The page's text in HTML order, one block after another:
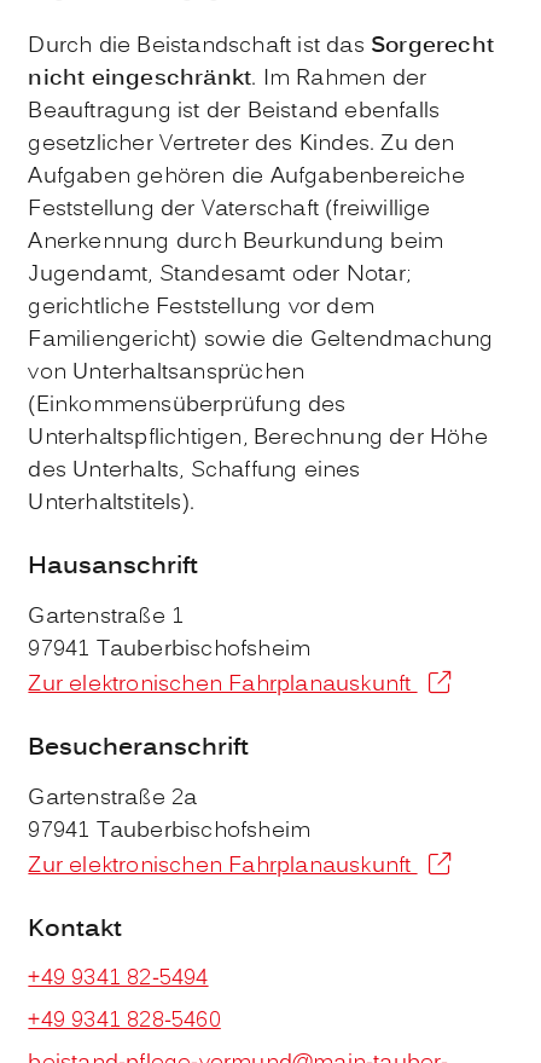
Durch die Beistandschaft ist das Sorgerecht
nicht eingeschränkt. Im Rahmen der
Beauftragung ist der Beistand ebenfalls
gesetzlicher Vertreter des Kindes. Zu den
Aufgaben gehören die Aufgabenbereiche
Feststellung der Vaterschaft (freiwillige
Anerkennung durch Beurkundung beim
Jugendamt, Standesamt oder Notar;
gerichtliche Feststellung vor dem
Familiengericht) sowie die Geltendmachung
von Unterhaltsansprüchen
(Einkommensüberprüfung des
Unterhaltspflichtigen, Berechnung der Höhe
des Unterhalts, Schaffung eines
Unterhaltstitels).
Hausanschrift
Gartenstraße 1
97941 Tauberbischofsheim
Zur elektronischen Fahrplanauskunft
Besucheranschrift
Gartenstraße 2a
97941 Tauberbischofsheim
Zur elektronischen Fahrplanauskunft
Kontakt
+49 9341 82-5494
+49 9341 828-5460